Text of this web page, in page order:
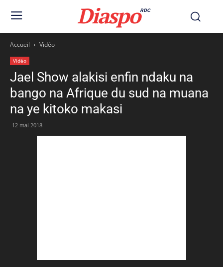
DiaspoRDC
Accueil Vidéo
Vidéo
Jael Show alakisi enfin ndaku na
bango na Afrique du sud na muana
na ye kitoko makasi
12 mai 2018